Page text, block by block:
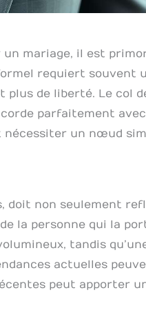
mariage, il est
requiert souvent
plus de liberté. Le col
parfaitement
nécessiter un nœud
doit non seulement
la personne qui la
tandis
actuelles
peut apporter